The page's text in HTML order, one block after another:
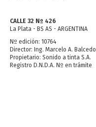
CALLE 32 Nº 426
La Plata - BS AS - ARGENTINA
Nº edición: 10764
Director: Ing. Marcelo A. Balcedo
Propietario: Sonido a tinta S.A.
Registro D.N.D.A. Nº en trámite